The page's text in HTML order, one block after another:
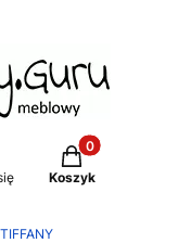
Produkty w
Koszyk